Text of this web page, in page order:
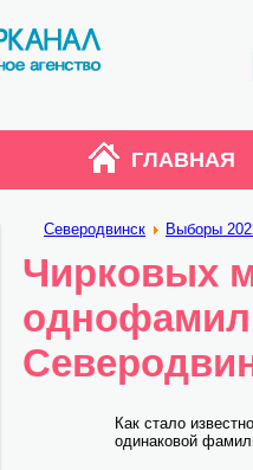
ГЛАВНАЯ
Северодвинск Выборы
Чирковых
Как стало
одинаковой